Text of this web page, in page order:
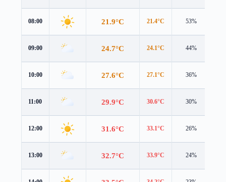
08:00 21.9°C 21.4°C 53%
09:00 24.7°C 24.1°C 44%
10:00 27.6°C 27.1°C 36%
11:00 29.9°C 30.6°C 30%
12:00 31.6°C 33.1°C 26%
13:00 32.7°C 33.9°C 24%